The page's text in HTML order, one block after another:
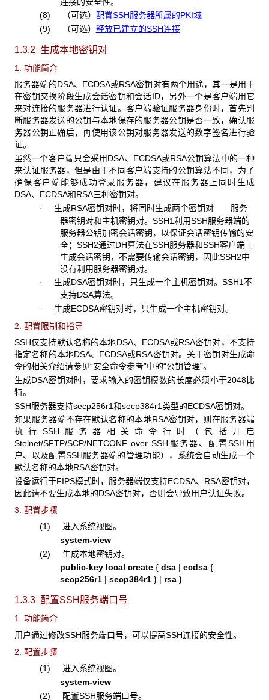
(8) （可选） 配置SSH服务器所属的PKI域
(9) （可选） 释放已建立的SSH连接
1.3.2 生成本地密钥对
1. 功能简介
服务器端的DSA、ECDSA或RSA密钥对有两个用途，其一是用于
在密钥交换阶段生成会话密钥和会话ID，另外一个是客户端用它
来对连接的服务器进行认证。客户端验证服务器身份时，首先判
断服务器发送的公钥与本地保存的服务器公钥是否一致，确认服
务器公钥正确后，再使用该公钥对服务器发送的数字签名进行验
证。
虽然一个客户端只会采用DSA、ECDSA或RSA公钥算法中的一种
来认证服务器，但是由于不同客户端支持的公钥算法不同，为了
确保客户端能够成功登录服务器，建议在服务器上同时生成
DSA、ECDSA和RSA三种密钥对。
· 生成RSA密钥对时，将同时生成两个密钥对——服务
器密钥对和主机密钥对。SSH1利用SSH服务器端的
服务器公钥加密会话密钥，以保证会话密钥传输的安
全；SSH2通过DH算法在SSH服务器和SSH客户端上
生成会话密钥，不需要传输会话密钥，因此SSH2中
没有利用服务器密钥对。
· 生成DSA密钥对时，只生成一个主机密钥对。SSH1不
支持DSA算法。
· 生成ECDSA密钥对时，只生成一个主机密钥对。
2. 配置限制和指导
SSH仅支持默认名称的本地DSA、ECDSA或RSA密钥对，不支持
指定名称的本地DSA、ECDSA或RSA密钥对。关于密钥对生成命
令的相关介绍请参见“安全命令参考”中的“公钥管理”。
生成DSA密钥对时，要求输入的密钥模数的长度必须小于2048比
特。
SSH服务器支持secp256r1和secp384r1类型的ECDSA密钥对。
如果服务器端不存在默认名称的本地RSA密钥对，则在服务器端
执行SSH服务器相关命令行时（包括开启
Stelnet/SFTP/SCP/NETCONF over SSH服务器、配置SSH用
户、以及配置SSH服务器端的管理功能），系统会自动生成一个
默认名称的本地RSA密钥对。
设备运行于FIPS模式时，服务器端仅支持ECDSA、RSA密钥对，
因此请不要生成本地的DSA密钥对，否则会导致用户认证失败。
3. 配置步骤
(1) 进入系统视图。
system-view
(2) 生成本地密钥对。
public-key local create { dsa | ecdsa {
secp256r1 | secp384r1 } | rsa }
1.3.3 配置SSH 服务端口号
1. 功能简介
用户通过修改SSH服务端口号，可以提高SSH连接的安全性。
2. 配置步骤
(1) 进入系统视图。
system-view
(2) 配置SSH服务端口号。